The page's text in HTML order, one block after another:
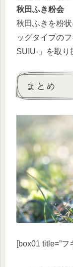
秋田ふき粉会
秋田ふきを粉
ッグタイプの
SUIU-」を取り
まとめ
[box01 title=”フ